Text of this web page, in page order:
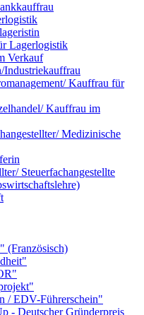
Lagerlogistik
Verkauf
Industriekauffrau
Kauffrau für
Kauffrau im
Medizinische
Steuerfachangestellte
/ EDV-Führerschein"
- Deutscher Gründerpreis